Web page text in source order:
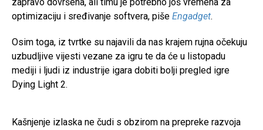
optimizaciju i sređivanje softvera, piše Engadget.
Osim toga, iz tvrtke su najavili da nas krajem rujna očekuju
uzbudljive vijesti vezane za igru te da će u listopadu
mediji i ljudi iz industrije igara dobiti bolji pregled igre
Dying Light 2.
Kašnjenje izlaska ne čudi s obzirom na prepreke razvoja